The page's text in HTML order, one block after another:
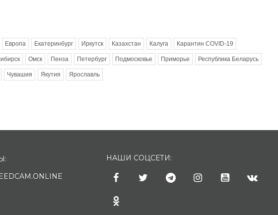
Европа Екатеринбург Иркутск Казахстан Калуга Карантин COVID-19
Омск Пенза Петербург Подмосковье Приморье Республика Беларусь
Чувашия Якутия Ярославль
НАШИ СОЦСЕТИ: